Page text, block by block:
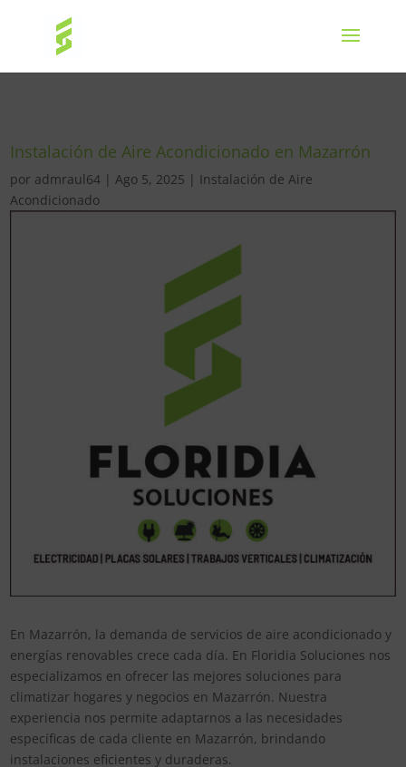
Instalación de Aire Acondicionado en Mazarrón
por admraul64 |Ago 5, 2025 | Instalación de Aire
Acondicionado
En Mazarrón, la demanda de servicios de aire acondicionado y
energías renovables crece cada día. En Floridia Soluciones nos
especializamos en ofrecer las mejores soluciones para
climatizar hogares y negocios en Mazarrón. Nuestra
experiencia nos permite adaptarnos a las necesidades
específicas de cada cliente en Mazarrón, brindando
instalaciones eficientes y duraderas.